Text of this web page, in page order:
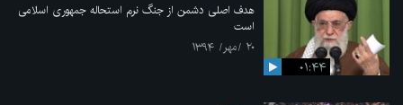
۰۱:۴۴
هدف اصلی دشمن از جنگ نرم استحاله جمهوری اسلامی
است
۲۰ /مهر/ ۱۳۹۴